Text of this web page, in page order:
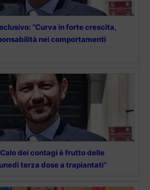
“Curva in forte crescita,
nei comportamenti
dei contagi è frutto delle
terza dose a trapiantati”